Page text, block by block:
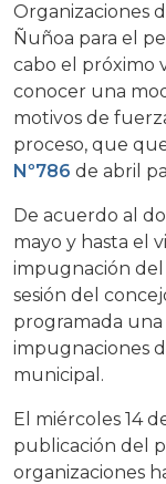
Organizaciones
Ñuñoa para el
cabo el próximo
conocer una
motivos de
proceso, que
Nº786 de abril
De acuerdo al
mayo y hasta el
impugnación del
sesión del
programada
impugnaciones
municipal.
El miércoles 14
publicación del
organizaciones